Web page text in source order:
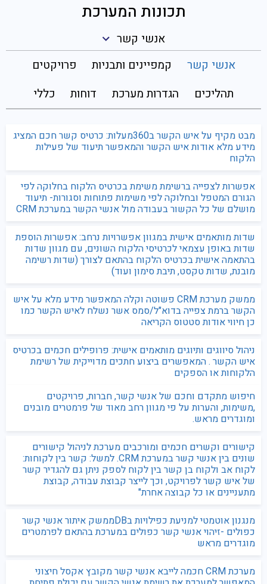
תכונות המערכת
אנשי קשר
אנשי קשר
קמפיינים ותבניות
פרויקטים
תהליכים
הגדרות מערכת דוחות כללי
מבט מקיף על איש הקשר ב360מעלות: כרטיס קשר חכם המציג
מידע מלא אודות איש הקשר והמאפשר תיעוד של פעילות
הלקוח
אפשרות לצפייה ברשימת משימת בכרטיס הלקוח בחלוקה לפי
הגורם המטפל ובחלוקה לפי משימות פתוחות וסגורות- תיעוד
מושלם של כל הקשור בעבודה מול אנשי הקשר במערכת CRM
שדות מותאמים אישית במגוון אפשרויות נרחב: אפשרות הוספת
שדות באופן עצמאי לכרטיסי הלקוח השונים, עם מגוון שדות
בהתאמה אישית בכרטיס הלקוח בהתאם לצורך (שדות רשימה
מובנת, שדות טקסט, תיבת סימון ועוד)
ממשק מערכת CRM פשוטה וקלה המאפשר מידע מלא על איש
הקשר ברמת צפייה בדוא"ל/סמס אשר נשלח לאיש הקשר כמו
כן חיווי אודות סטטוס הקריאה
ניהול סיווגים ותיוגים מותאמים אישית: פרופילים חכמים בכרטיס
איש הקשר . המאפשרים ביצוע חתכים מדוייקית של רשימת
הלקוחות או הספקים
חיפוש מתקדם וחכם של אנשי קשר, חברות, פרויקטים
,משימות, והערות על פי מגוון רחב מאוד של פרמטרים מובנים
ומוגדרים מראש.
קישורים וקשרים חכמים ומורכבים מערכת לניהול קישורים
שונים בין אנשי קשר במערכת CRM. למשל: קשר בין לקוחות:
לקוח אב ולקוח בן קשר בין לקוח לספק ניתן גם להגדיר קשר
של איש קשר לפרויקט, וכך לייצר קבוצת עבודה, קבוצת
מתעניינים או כל קבוצה אחרת"
מנגנון אוטמטי למניעת כפילויות בDBממשק איתור אנשי קשר
כפולים -זיהוי אנשי קשר כפולים במערכת בהתאם לפרמטרים
מוגדרים מראש
מערכת CRM חכמה לייבא אנשי קשר מקובץ אקסל חיצוני